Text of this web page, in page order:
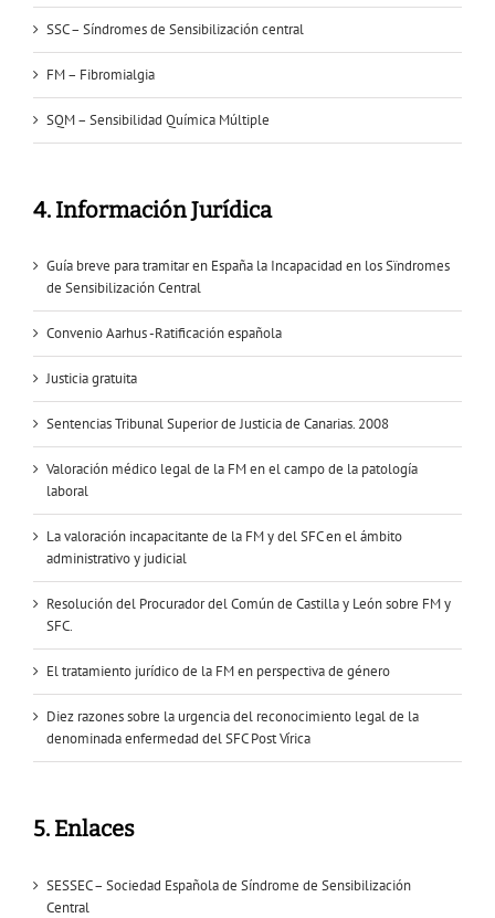
SSC – Síndromes de Sensibilización central
FM – Fibromialgia
SQM – Sensibilidad Química Múltiple
4. Información Jurídica
Guía breve para tramitar en España la Incapacidad en los Sïndromes
de Sensibilización Central
Convenio Aarhus -Ratificación española
Justicia gratuita
Sentencias Tribunal Superior de Justicia de Canarias. 2008
Valoración médico legal de la FM en el campo de la patología
laboral
La valoración incapacitante de la FM y del SFC en el ámbito
administrativo y judicial
Resolución del Procurador del Común de Castilla y León sobre FM y
SFC.
El tratamiento jurídico de la FM en perspectiva de género
Diez razones sobre la urgencia del reconocimiento legal de la
denominada enfermedad del SFC Post Vírica
5. Enlaces
SESSEC – Sociedad Española de Síndrome de Sensibilización
Central